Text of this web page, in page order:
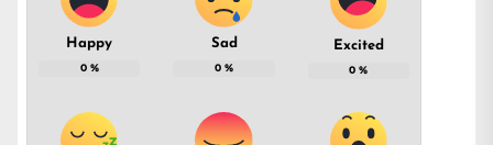
Happy
0%
Sad
0 %
Excited
0 %